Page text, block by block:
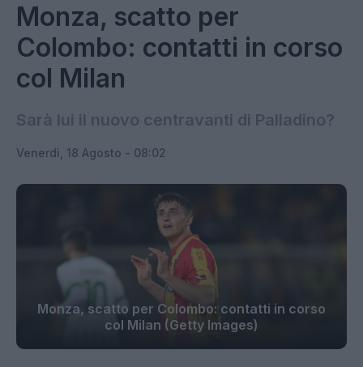
Monza, scatto per
Colombo: contatti in corso
col Milan
Sarà lui il nuovo centravanti di Palladino?
Venerdì, 18 Agosto - 08:02
Monza, scatto per Colombo: contatti in corso
col Milan (Getty Images)